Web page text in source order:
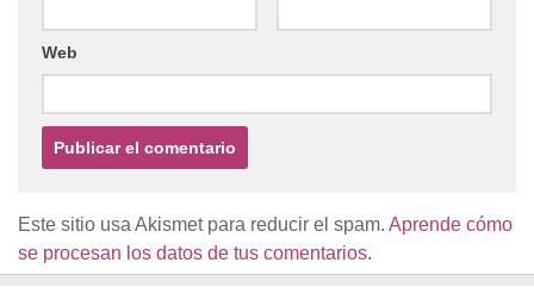
Web
Este sitio usa Akismet para reducir el spam. Aprende cómo
se procesan los datos de tus comentarios.